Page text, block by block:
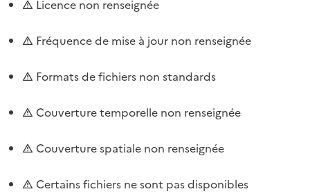
Licence non renseignée
Fréquence de mise à jour non renseignée
Formats de fichiers non standards
Couverture temporelle non renseignée
Couverture spatiale non renseignée
Certains fichiers ne sont pas disponibles